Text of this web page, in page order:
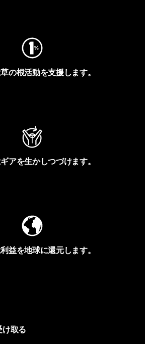
の根活動を支援します。
アを生かしつづけます。
益を地球に還元します。
取る